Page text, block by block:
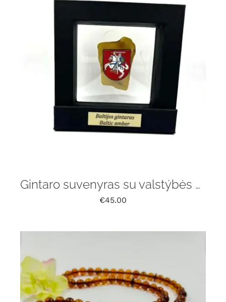
Gintaro suvenyras su valstýbės herbas
€45.00